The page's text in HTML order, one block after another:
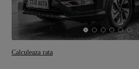
Calculeaza rata